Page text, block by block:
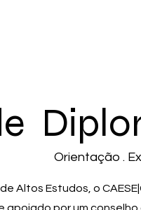
Orientação .
Altos Estudos, o